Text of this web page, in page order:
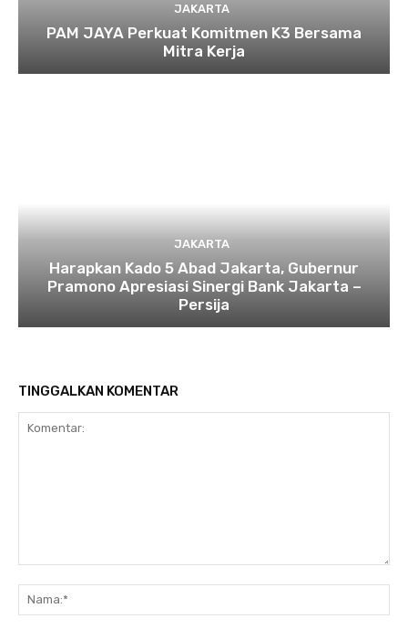
JAKARTA
PAM JAYA Perkuat Komitmen K3 Bersama
Mitra Kerja
JAKARTA
Harapkan Kado 5 Abad Jakarta, Gubernur
Pramono Apresiasi Sinergi Bank Jakarta –
Persija
TINGGALKAN KOMENTAR